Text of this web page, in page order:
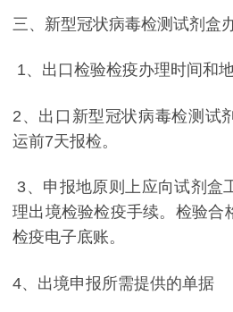
三、新型冠状病毒检测试剂盒
1、出口检验检疫办理时间和
2 、出口新型冠状病毒检测试
运前7天报检。
3、申报地原则上应向试剂盒
理出境检验检疫手续。检验合
检疫电子底账。
4、出境申报所需提供的单据